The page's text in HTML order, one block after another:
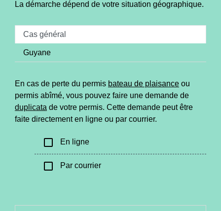
La démarche dépend de votre situation géographique.
Cas général
Guyane
En cas de perte du permis bateau de plaisance ou
permis abîmé, vous pouvez faire une demande de
duplicata de votre permis. Cette demande peut être
faite directement en ligne ou par courrier.
check_box_outline_blank En ligne
check_box_outline_blank Par courrier